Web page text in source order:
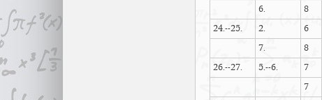
6.
8
24.--25.
2. 6
7.
8
26.--27.
5.--6. 7
7